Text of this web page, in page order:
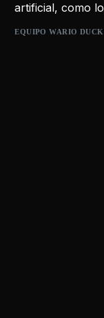
artificial, como
EQUIPO WARIO